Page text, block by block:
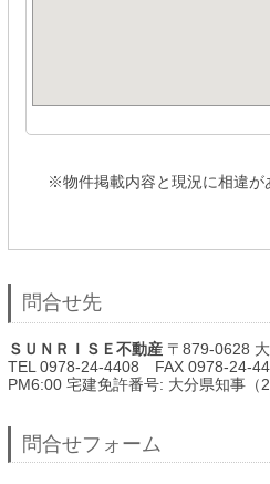
※物件掲載内容と現況に相違が
問合せ先
ＳＵＮＲＩＳＥ不動産 〒879-0628
TEL 0978-24-4408 FAX 0978-24-
PM6:00 宅建免許番号: 大分県知事（
問合せフォーム